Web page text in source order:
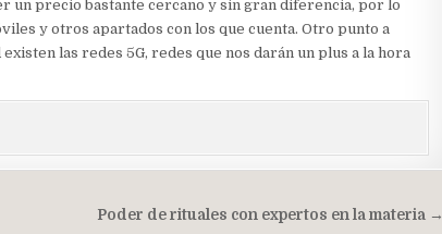
un precio bastante cercano y sin gran diferencia, por lo
y otros apartados con los que cuenta. Otro punto a
las redes 5G, redes que nos darán un plus a la hora
Poder de rituales con expertos en la materia →